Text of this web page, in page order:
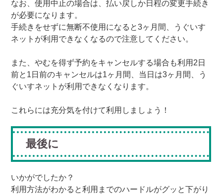
なお、使用中止の場合は、払い戻しか日程の変更手続き
が必要になります。
手続きをせずに無断不使用になると3ヶ月間、うぐいす
ネットが利用できなくなるので注意してください。
また、やむを得ず予約をキャンセルする場合も利用2日
前と1日前のキャンセルは1ヶ月間、当日は3ヶ月間、う
ぐいすネットが利用できなくなります。
これらには充分気を付けて利用しましょう！
最後に
いかがでしたか？
利用方法がわかると利用までのハードルがグッと下がり